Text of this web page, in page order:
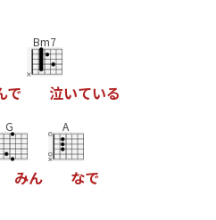
で
Bm7
泣いている
G
みん
A
なで